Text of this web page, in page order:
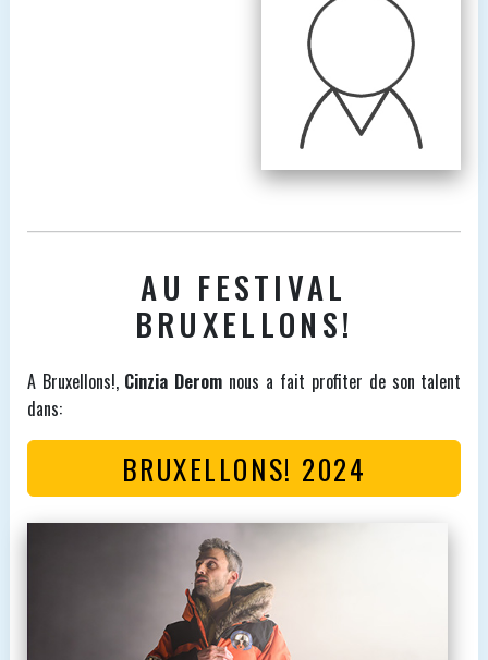
AU FESTIVAL
BRUXELLONS!
A Bruxellons!, Cinzia Derom nous a fait profiter de son talent
dans:
BRUXELLONS! 2024